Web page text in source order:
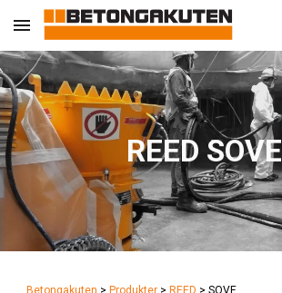
Skip to main content
REED SOVE
Betongakuten > Produkter > REED > SOVE